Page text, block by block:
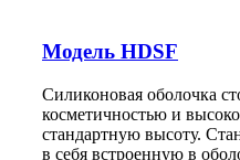
3.4. Также на сайте происходит
данных о посетителях (в т.ч.
4. Цели обработки
4.1 Цель обработки адреса
Модель HDSF
Силиконовая оболочка
косметичностью и
стандартную высоту.
в себя встроенную в